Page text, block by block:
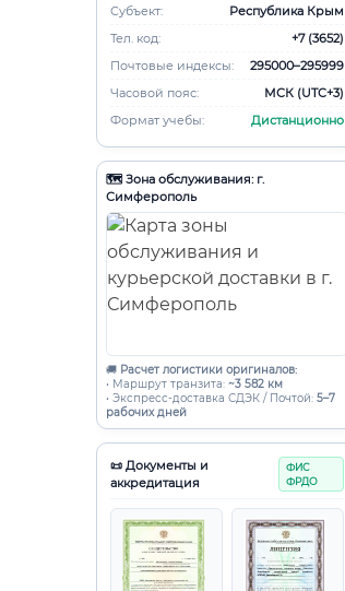
Субъект:
Республика Крым
Тел. код:
+7 (3652)
Почтовые индексы:
295000–295999
Часовой пояс:
МСК (UTC+3)
Формат учебы:
Дистанционно
🗺️ Зона обслуживания: г.
Симферополь
🚚 Расчет логистики оригиналов:
• Маршрут транзита: ~3 582 км
• Экспресс-доставка СДЭК / Почтой: 5–7
рабочих дней
📜 Документы и
аккредитация
ФИС
ФРДО